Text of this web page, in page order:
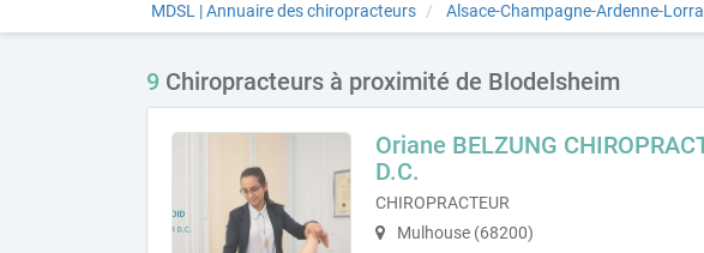
MDSL | Annuaire des chiropracteurs Alsace-Champagne-Ardenne-
9 Chiropracteurs à proximité de Blodelsheim
Oriane BELZUNG
D.C.
CHIROPRACTEUR
Mulhouse (68200)